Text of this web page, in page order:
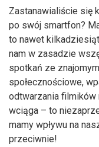
Zastanawialiście się
po swój smartfon?
to nawet
nam w zasadzie
spotkań ze
społecznościowe,
odtwarzania filmików
wciąga – to
mamy wpływu na
przeciwnie!